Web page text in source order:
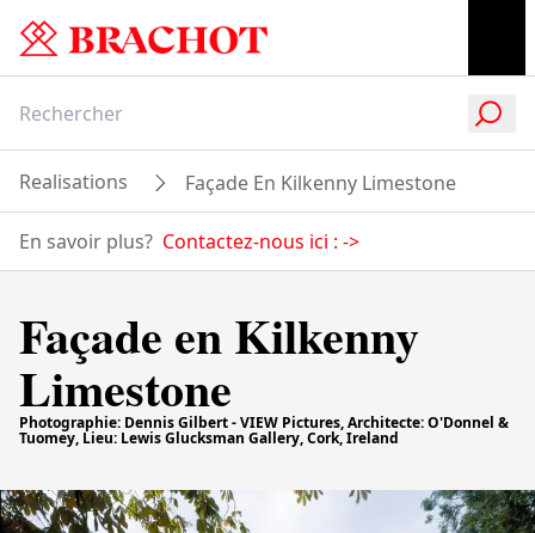
Realisations Façade En Kilkenny Limestone
En savoir plus? Contactez-nous ici : ->
Façade en Kilkenny
Limestone
Photographie: Dennis Gilbert - VIEW Pictures, Architecte: O'Donnel &
Tuomey, Lieu: Lewis Glucksman Gallery, Cork, Ireland